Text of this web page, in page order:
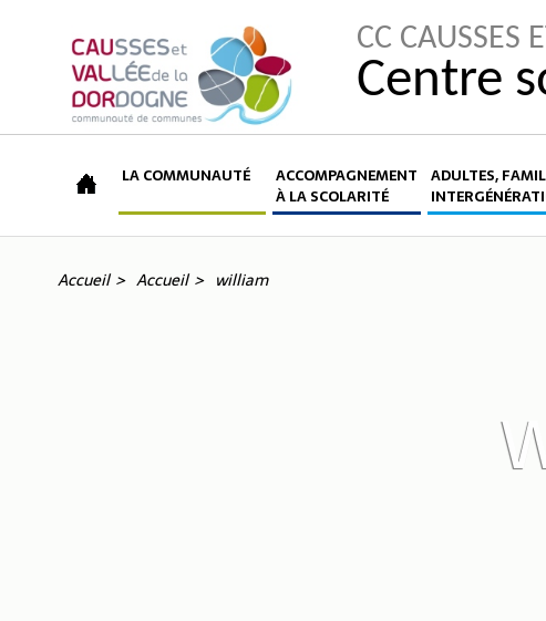
CC CAUSSES
Centre
LA COMMUNAUTÉ
ACCOMPAGNEMENT
À LA SCOLARITÉ
ADULTES,
Accueil Accueil william